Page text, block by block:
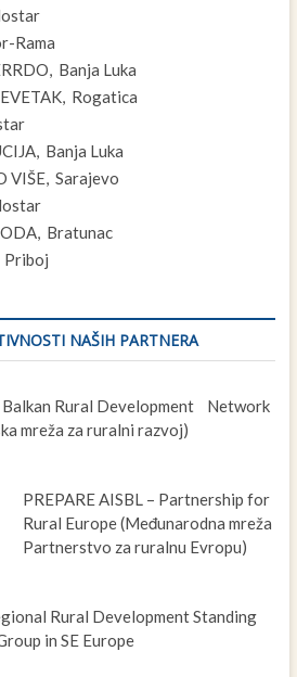
Rama
Banja Luka
Rogatica
Banja Luka
VIŠE, Sarajevo
Bratunac
Priboj
NAŠIH PARTNERA
Balkan Rural Development Network
mreža za ruralni razvoj)
PREPARE AISBL – Partnership for
Rural Europe (Međunarodna mreža
Partnerstvo za ruralnu Evropu)
Rural Development Standing
in SE Europe